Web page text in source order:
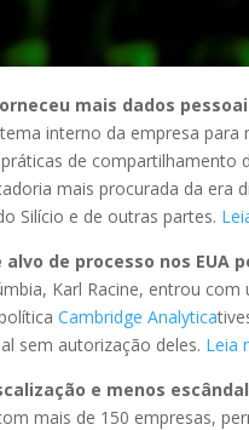
mais dados
interno da empresa
de compartilhamento
mais procurada da era
Silício e de outras partes.
alvo de processo nos EUA
Karl Racine, entrou
CambridgeAnalytica
sem autorização deles. Leia
e menos
mais de 150 empresas,